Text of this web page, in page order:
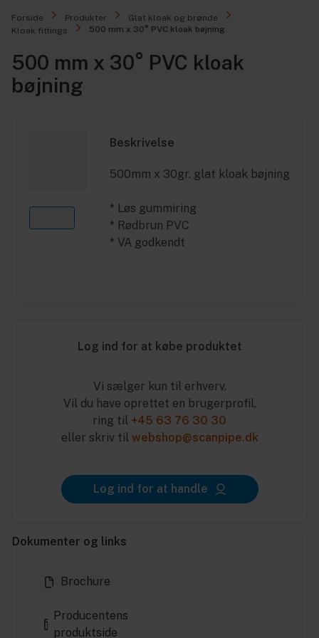
Forside Produkter
Glat kloak og brønde
Kloak fittings
500 mm x 30° PVC kloak bøjning
500 mm x 30° PVC kloak
bøjning
Beskrivelse
500mm x 30gr. glat kloak bøjning
* Løs gummiring
* Rødbrun PVC
* VA godkendt
Log ind for at købe produktet
Vi sælger kun til erhverv.
Vil du have oprettet en brugerprofil,
ring til +45 63 76 30 30
eller skriv til webshop@scanpipe.dk
Log ind for at handle
Dokumenter og links
Brochure
Producentens
produktside